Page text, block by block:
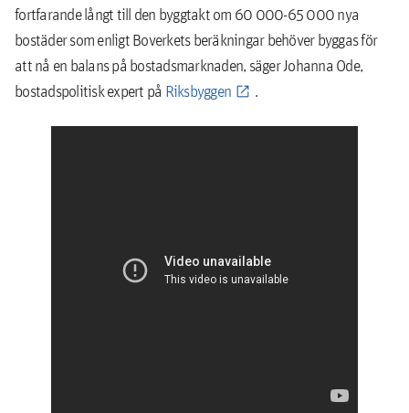
fortfarande långt till den byggtakt om 60 000-65 000 nya
bostäder som enligt Boverkets beräkningar behöver byggas för
att nå en balans på bostadsmarknaden, säger Johanna Ode,
bostadspolitisk expert på Riksbyggen .